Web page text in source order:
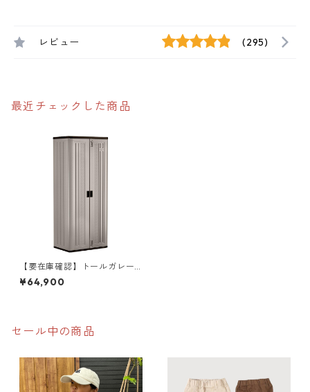
レビュー (295)
最近チェックした商品
【要在庫確認】トールガレー
ジキャビネット
¥64,900
セール中の商品